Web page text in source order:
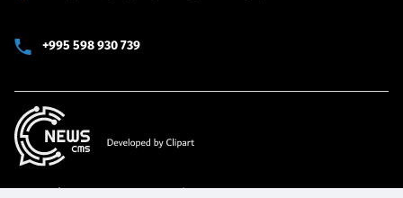
+995 598 930 739
© 2022 iPRESS ყველა უფლება დაცულია